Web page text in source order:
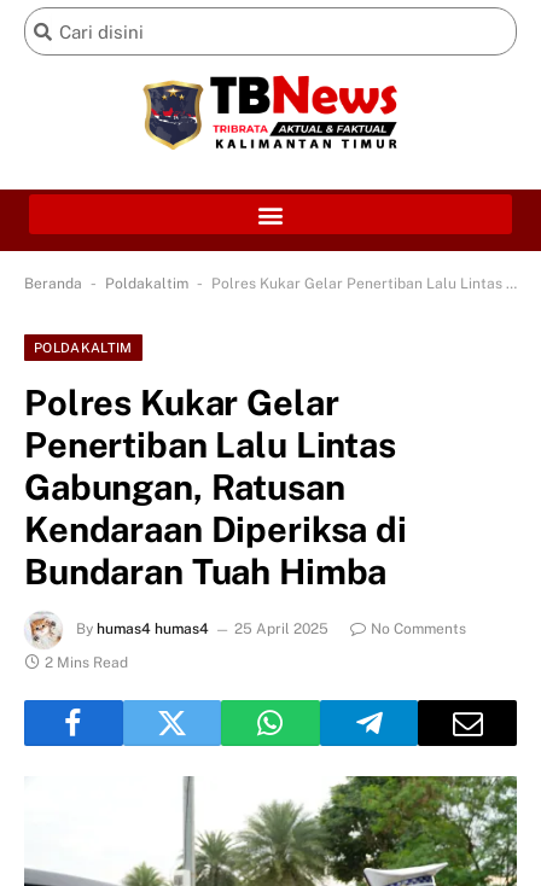
Beranda - Poldakaltim - Polres Kukar Gelar Penertiban Lalu Lintas Gabungan, Ratusan Kendaraan Diperiksa di Bundaran Tuah Himba
POLDAKALTIM
Polres Kukar Gelar
Penertiban Lalu Lintas
Gabungan, Ratusan
Kendaraan Diperiksa di
Bundaran Tuah Himba
By humas4 humas4 25 April 2025
No Comments
2 Mins Read